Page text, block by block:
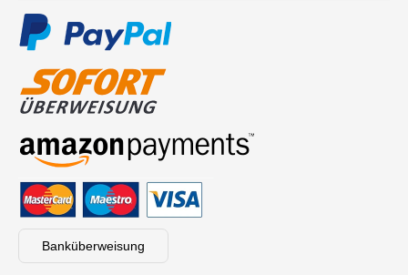
Banküberweisung